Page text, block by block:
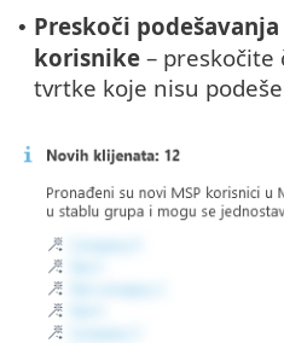
• Preskoči podešavanja
korisnike – preskočite
tvrtke koje nisu